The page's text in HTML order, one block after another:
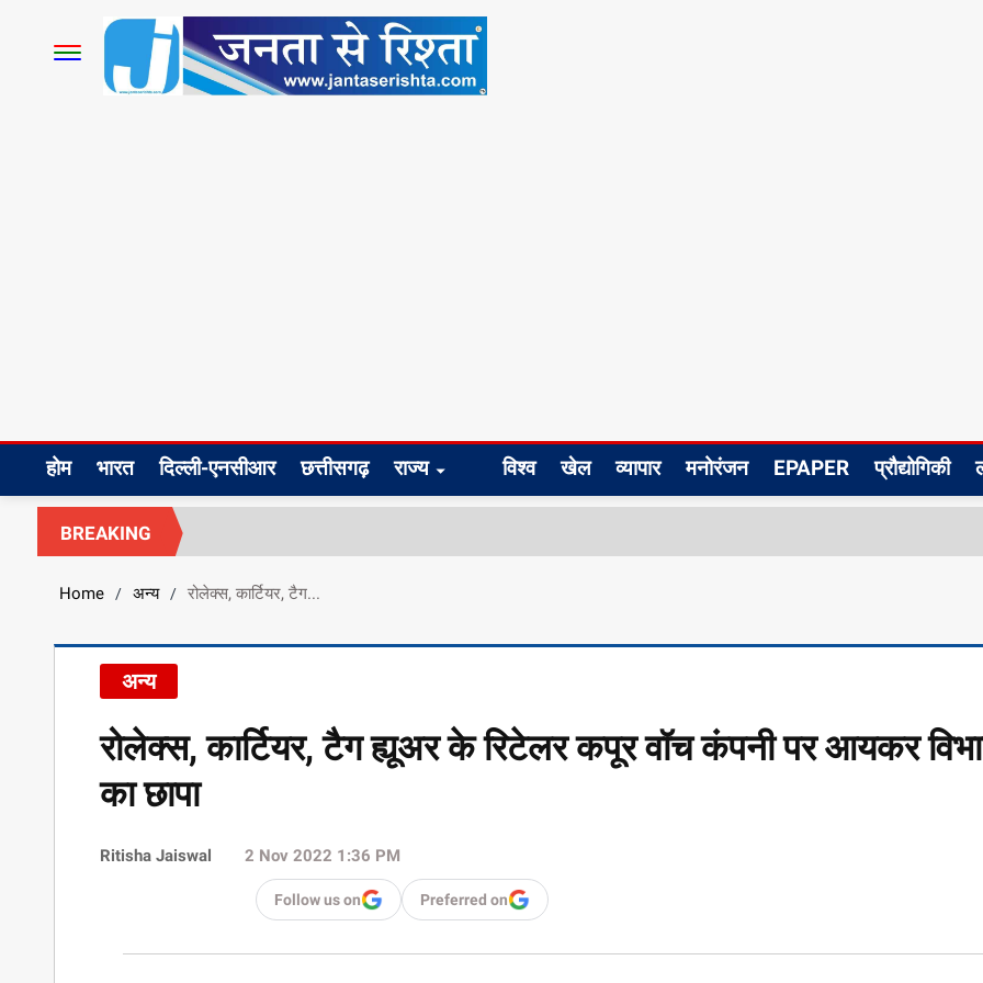
होम भारत दिल्ली-एनसीआर छत्तीसगढ़ राज्य विश्व खेल व्यापार मनोरंजन EPAPER प्रौद्योगिकी
BREAKING
Home / अन्य / रोलेक्स, कार्टियर, टैग...
अन्य
रोलेक्स, कार्टियर, टैग ह्यूअर के रिटेलर कपूर वॉच कंपनी पर आयकर
का छापा
Ritisha Jaiswal 2 Nov 2022 1:36 PM
Follow us on Preferred on